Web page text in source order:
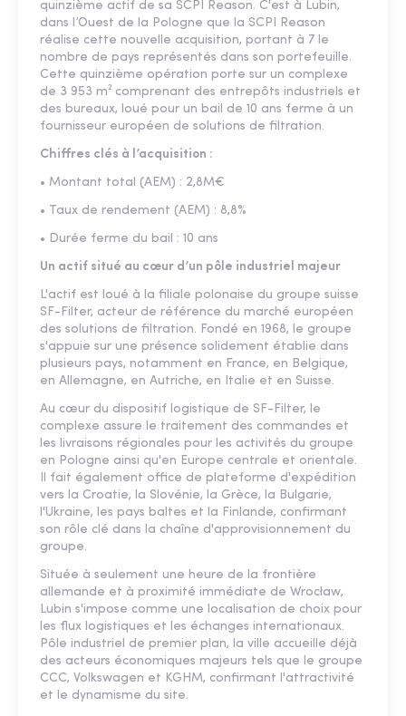
quinzième actif de sa SCPI Reason. C'est à Lubin,
dans l’Ouest de la Pologne que la SCPI Reason
réalise cette nouvelle acquisition, portant à 7 le
nombre de pays représentés dans son portefeuille.
Cette quinzième opération porte sur un complexe
de 3 953 m² comprenant des entrepôts industriels et
des bureaux, loué pour un bail de 10 ans ferme à un
fournisseur européen de solutions de filtration.
Chiffres clés à l’acquisition :
• Montant total (AEM) : 2,8M€
• Taux de rendement (AEM) : 8,8%
• Durée ferme du bail : 10 ans
Un actif situé au cœur d’un pôle industriel majeur
L'actif est loué à la filiale polonaise du groupe suisse
SF-Filter, acteur de référence du marché européen
des solutions de filtration. Fondé en 1968, le groupe
s'appuie sur une présence solidement établie dans
plusieurs pays, notamment en France, en Belgique,
en Allemagne, en Autriche, en Italie et en Suisse.
Au cœur du dispositif logistique de SF-Filter, le
complexe assure le traitement des commandes et
les livraisons régionales pour les activités du groupe
en Pologne ainsi qu'en Europe centrale et orientale.
Il fait également office de plateforme d'expédition
vers la Croatie, la Slovénie, la Grèce, la Bulgarie,
l'Ukraine, les pays baltes et la Finlande, confirmant
son rôle clé dans la chaîne d'approvisionnement du
groupe.
Située à seulement une heure de la frontière
allemande et à proximité immédiate de Wrocław,
Lubin s'impose comme une localisation de choix pour
les flux logistiques et les échanges internationaux.
Pôle industriel de premier plan, la ville accueille déjà
des acteurs économiques majeurs tels que le groupe
CCC, Volkswagen et KGHM, confirmant l'attractivité
et le dynamisme du site.